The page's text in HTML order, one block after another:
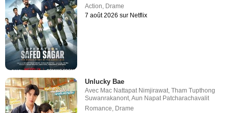
Action, Drame
7 août 2026 sur Netflix
Unlucky Bae
Avec Mac Nattapat Nimjirawat,Tham Tupthong
Suwanrakanont,Aun Napat Patcharachavalit
Romance, Drame